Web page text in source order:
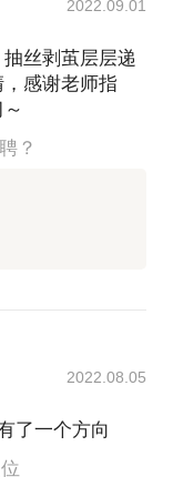
2022.09.01
丝剥茧层层递
感谢老师指
？
2022.08.05
了一个方向